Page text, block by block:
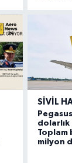
SIVIL
dolarlık
Toplam
milyon